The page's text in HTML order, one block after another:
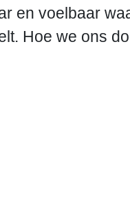
en voelbaar
Hoe we ons